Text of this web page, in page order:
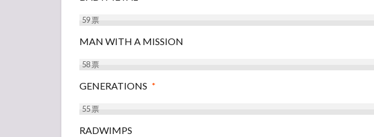
59票
MAN WITH A MISSION
58票
GENERATIONS *
55票
RADWIMPS